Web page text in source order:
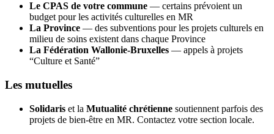
Le CPAS de votre commune — certains prévoient un
budget pour les activités culturelles en MR
La Province — des subventions pour les projets culturels en
milieu de soins existent dans chaque Province
La Fédération Wallonie-Bruxelles — appels à projets
“Culture et Santé”
Les mutuelles
Solidaris et la Mutualité chrétienne soutiennent parfois des
projets de bien-être en MR. Contactez votre section locale.